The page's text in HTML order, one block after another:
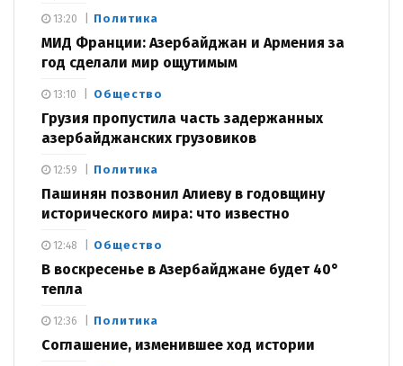
Политика
МИД Франции: Азербайджан и Армения за
год сделали мир ощутимым
13:20
Общество
Грузия пропустила часть задержанных
азербайджанских грузовиков
13:10
Политика
Пашинян позвонил Алиеву в годовщину
исторического мира: что известно
12:59
Общество
В воскресенье в Азербайджане будет 40°
тепла
12:48
Политика
Соглашение, изменившее ход истории
12:36